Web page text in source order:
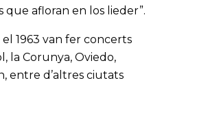
que afloran en los lieder”.
1963 van fer concerts
la Corunya, Oviedo,
entre d’altres ciutats